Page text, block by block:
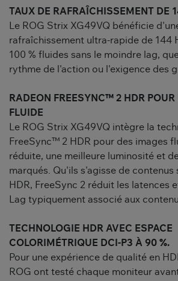
TAUX DE RAFRAÎCHISSEMENT DE
Le ROG Strix XG49VQ bénéficie
rafraîchissement ultra-rapide de 144
100 % fluides sans le moindre lag,
rythme de l'action ou l'exigence des
RADEON FREESYNC™ 2 HDR
FLUIDE
Le ROG Strix XG49VQ intègre la
FreeSync™ 2 HDR pour des images
réduite, une meilleure luminosité et
marqués. Qu'ils s'agisse de contenus
HDR, FreeSync 2 réduit les latences
Lag typiquement associé aux
TECHNOLOGIE HDR AVEC ESPACE
COLORIMÉTRIQUE DCI-P3 À 90 %.
Pour une expérience de qualité en
ROG ont testé chaque moniteur